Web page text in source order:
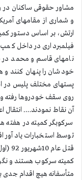
و شماری از مقامهای
ارتش، بر اساس دستور
فیلمبرداری در داخل
نامهای قاسم و محمد در
خودشان را پنهان كنند
پستهای مختلف پلیس در
روی سقف خودروها رفته و
آن نقاط نمودند…. انتقال
سركوبگر كمیته در هفته
توسط استخبارات
كمیته سركوب هستند و
متأسفانه هیچ اقدام جدی